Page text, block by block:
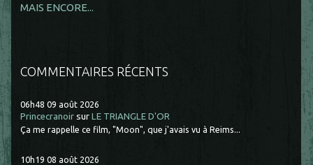
MAIS ENCORE...
COMMENTAIRES RÉCENTS
06h48 09 août 2026
Princecranoir surLE TRIANGLE D'OR
Ça me rappelle ce film, "Moon", que j'avais vu à Reims...
10h19 08 août 2026